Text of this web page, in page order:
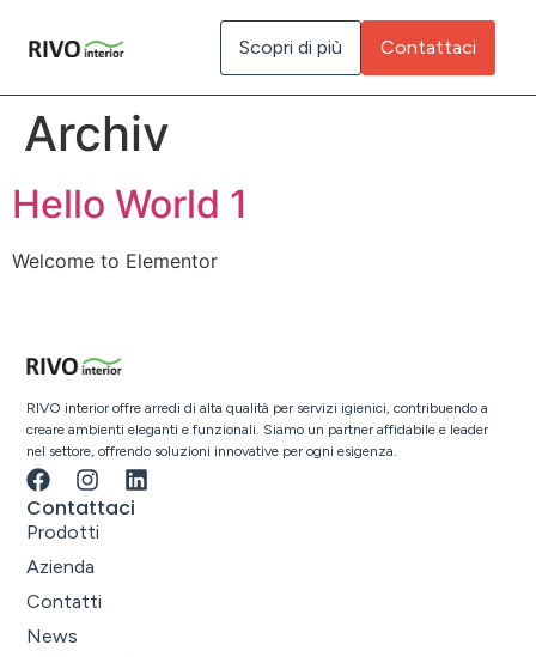
Scopri di più Contattaci
Archiv
Hello World 1
Welcome to Elementor
RIVO interior offre arredi di alta qualità per servizi igienici, contribuendo a
creare ambienti eleganti e funzionali. Siamo un partner affidabile e leader
nel settore, offrendo soluzioni innovative per ogni esigenza.
Contattaci
Prodotti
Azienda
Contatti
News